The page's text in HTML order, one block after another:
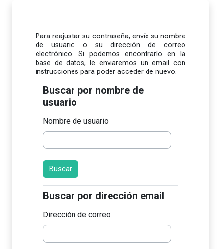
Para reajustar su contraseña, envíe su nombre
de usuario o su dirección de correo
electrónico. Si podemos encontrarlo en la
base de datos, le enviaremos un email con
instrucciones para poder acceder de nuevo.
Buscar por nombre de usuario
Buscar por nombre de
usuario
Nombre de usuario
Buscar por dirección email
Buscar por dirección email
Dirección de correo